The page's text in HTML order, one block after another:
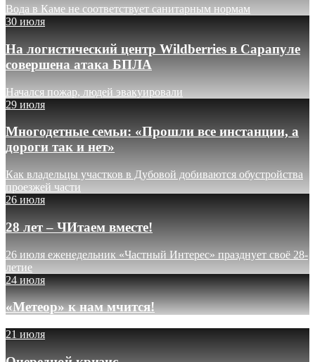
Вода в Каме не соответствует санитарным нормам
30 июля
На логистический центр Wildberries в Сарапуле
совершена атака БПЛА
Начался пожар, людей эвакуировали
29 июля
Многодетные семьи: «Прошли все инстанции, а
дороги так и нет»
Как владельцы участков в Дубовой добиваются обустройства
проезжей части
26 июля
28 лет – ЧИтаем вместе!
26 июля еженедельник «Частный Интерес» празднует своё 28-
летие
24 июля
«Метеор» к нам мчится!
21 июля